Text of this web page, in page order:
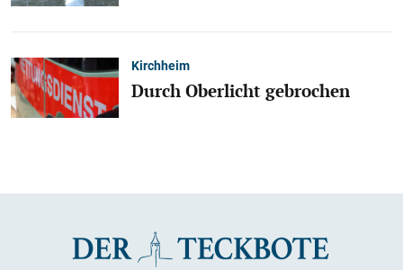
Kirchheim
Durch Oberlicht gebrochen